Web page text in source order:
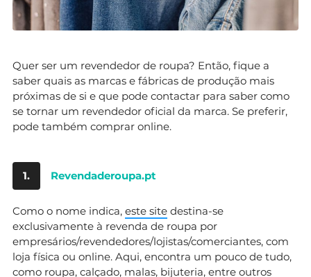
Quer ser um revendedor de roupa? Então, fique a
saber quais as marcas e fábricas de produção mais
próximas de si e que pode contactar para saber como
se tornar um revendedor oficial da marca. Se preferir,
pode também comprar online.
1. Revendaderoupa.pt
Como o nome indica, este site destina-se
exclusivamente à revenda de roupa por
empresários/revendedores/lojistas/comerciantes, com
loja física ou online. Aqui, encontra um pouco de tudo,
como roupa, calçado, malas, bijuteria, entre outros